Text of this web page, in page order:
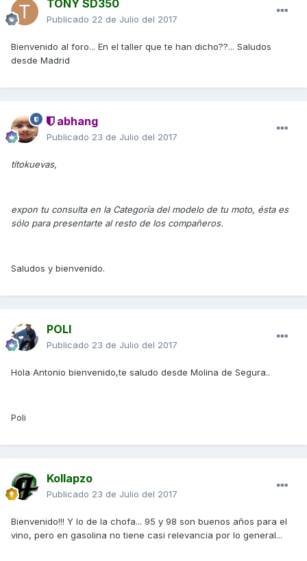
TONY SD350
Publicado 22 de Julio del 2017
Bienvenido al foro... En el taller que te han dicho??... Saludos
desde Madrid
abhang
Publicado 23 de Julio del 2017
titokuevas,
expon tu consulta en la Categoría del modelo de tu moto, ésta es
sólo para presentarte al resto de los compañeros.
Saludos y bienvenido.
POLI
Publicado 23 de Julio del 2017
Hola Antonio bienvenido,te saludo desde Molina de Segura..
Poli
Kollapzo
Publicado 23 de Julio del 2017
Bienvenido!!! Y lo de la chofa... 95 y 98 son buenos años para el
vino, pero en gasolina no tiene casi relevancia por lo general...